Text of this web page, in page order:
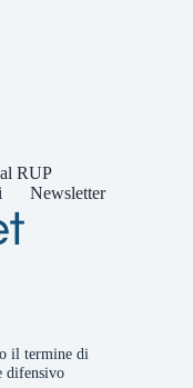
RUP
Newsletter
il termine di
difensivo